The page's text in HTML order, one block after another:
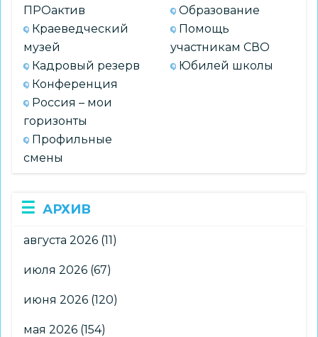
ПРОактив
Краеведческий
музей
Кадровый резерв
Конференция
Россия – мои
горизонты
Профильные
смены
Образование
Помощь
участникам СВО
Юбилей школы
АРХИВ
августа 2026 (11)
июля 2026 (67)
июня 2026 (120)
мая 2026 (154)